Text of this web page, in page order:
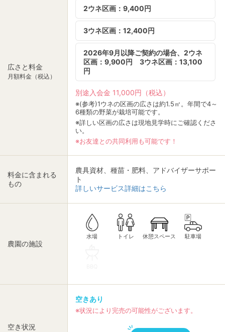
広さと料金
月額料金（税込）
2ウネ区画：9,400円
3ウネ区画：12,400円
2026年9月以降ご契約の場合、2ウネ
区画：9,900円 3ウネ区画：13,100
円
別途入会金 11,000円（税込）
※(参考)1ウネの区画の広さは約1.5㎡。年間で4～
6種類の野菜が栽培可能です。
※詳しい区画の広さは現地見学時にご確認くださ
い。
※お友達との共同利用も可能です！
料金に含まれる
もの
農具資材、種苗・肥料、アドバイザーサポー
ト
詳しいサービス詳細はこちら
農園の施設
水場 トイレ 休憩スペース 駐車場
空き状況
空きあり
※状況により完売の可能性がございます。